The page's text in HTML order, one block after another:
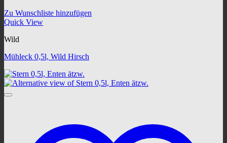
Zu Wunschliste hinzufügen
Quick View
Wild
Mühleck 0,5l, Wild Hirsch